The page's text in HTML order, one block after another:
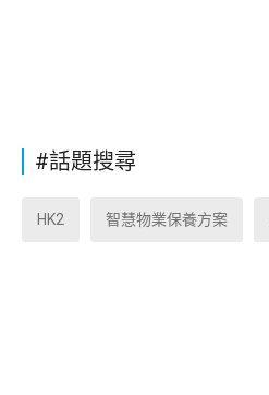
#話題搜尋
HK2 智慧物業保養方案